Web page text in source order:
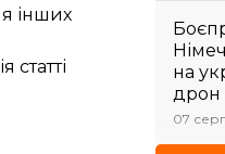
інших
на
дрон
07